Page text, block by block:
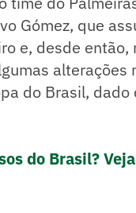
Gómez, que
e, desde então,
alterações
do Brasil, dado
do Brasil?